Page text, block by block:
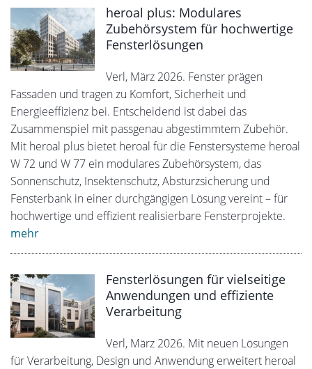
heroal plus: Modulares
Zubehörsystem für hochwertige
Fensterlösungen
Verl, März 2026. Fenster prägen
Fassaden und tragen zu Komfort, Sicherheit und
Energieeffizienz bei. Entscheidend ist dabei das
Zusammenspiel mit passgenau abgestimmtem Zubehör.
Mit heroal plus bietet heroal für die Fenstersysteme heroal
W 72 und W 77 ein modulares Zubehörsystem, das
Sonnenschutz, Insektenschutz, Absturzsicherung und
Fensterbank in einer durchgängigen Lösung vereint – für
hochwertige und effizient realisierbare Fensterprojekte.
mehr
Fensterlösungen für vielseitige
Anwendungen und effiziente
Verarbeitung
Verl, März 2026. Mit neuen Lösungen
für Verarbeitung, Design und Anwendung erweitert heroal